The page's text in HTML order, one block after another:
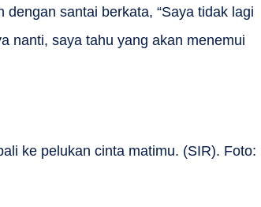
dengan santai berkata, “Saya tidak lagi
nanti, saya tahu yang akan menemui
ke pelukan cinta matimu. (SIR). Foto: